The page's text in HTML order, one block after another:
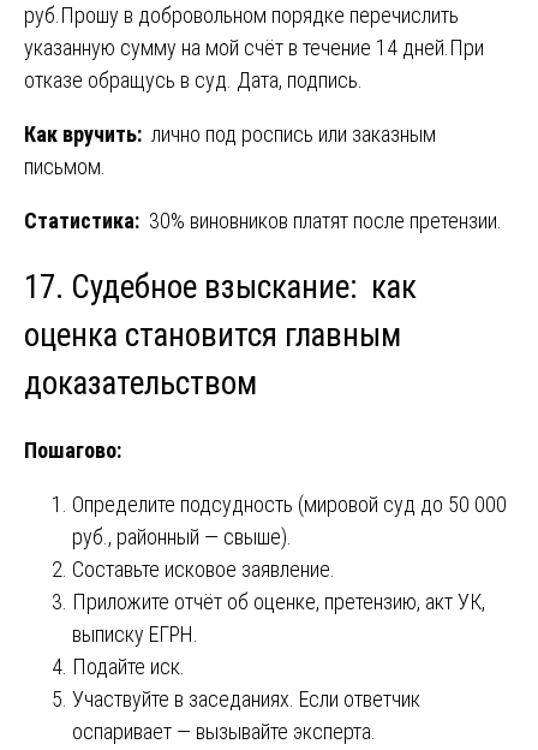
руб.Прошу в добровольном порядке перечислить
указанную сумму на мой счёт в течение 14 дней.При
отказе обращусь в суд. Дата, подпись.
Как вручить: лично под роспись или заказным
письмом.
Статистика: 30% виновников платят после претензии.
17. Судебное взыскание: как
оценка становится главным
доказательством
Пошагово:
Определите подсудность (мировой суд до 50 000
руб., районный — свыше).
Составьте исковое заявление.
Приложите отчёт об оценке, претензию, акт УК,
выписку ЕГРН.
Подайте иск.
Участвуйте в заседаниях. Если ответчик
оспаривает — вызывайте эксперта.